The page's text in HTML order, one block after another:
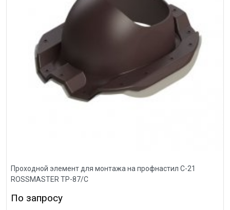
Проходной элемент для монтажа на профнастил С-21
ROSSMASTER ТР-87/С
По запросу